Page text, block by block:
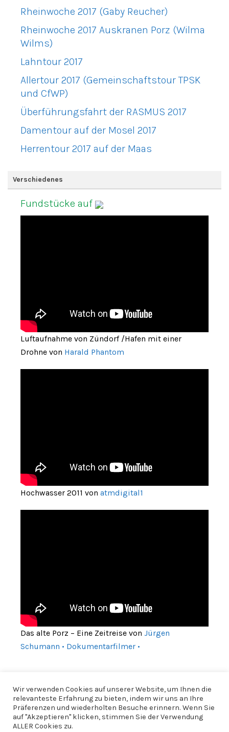
Rheinwoche 2017 (Gaby Reucher)
Rheinwoche 2017 Auskranen Porz (Wilma
Wilms)
Lahntour 2017
Allertour 2017 (Gemeinschaftstour TPSK
und CfWP)
Überführungsfahrt der RASMUS 2017
Damentour auf der Mosel 2017
Herrentour 2017 auf der Maas
Verschiedenes
Fundstücke auf
Luftaufnahme von Zündorf /Hafen mit einer
Drohne von Harald Phantom
Hochwasser 2011 von atmdigital1
Das alte Porz – Eine Zeitreise von Jürgen
Schumann • Dokumentarfilmer •
Wir verwenden Cookies auf unserer Website, um Ihnen die
relevanteste Erfahrung zu bieten, indem wir uns an Ihre
Präferenzen und wiederholten Besuche erinnern. Wenn Sie
auf "Akzeptieren" klicken, stimmen Sie der Verwendung
ALLER Cookies zu.